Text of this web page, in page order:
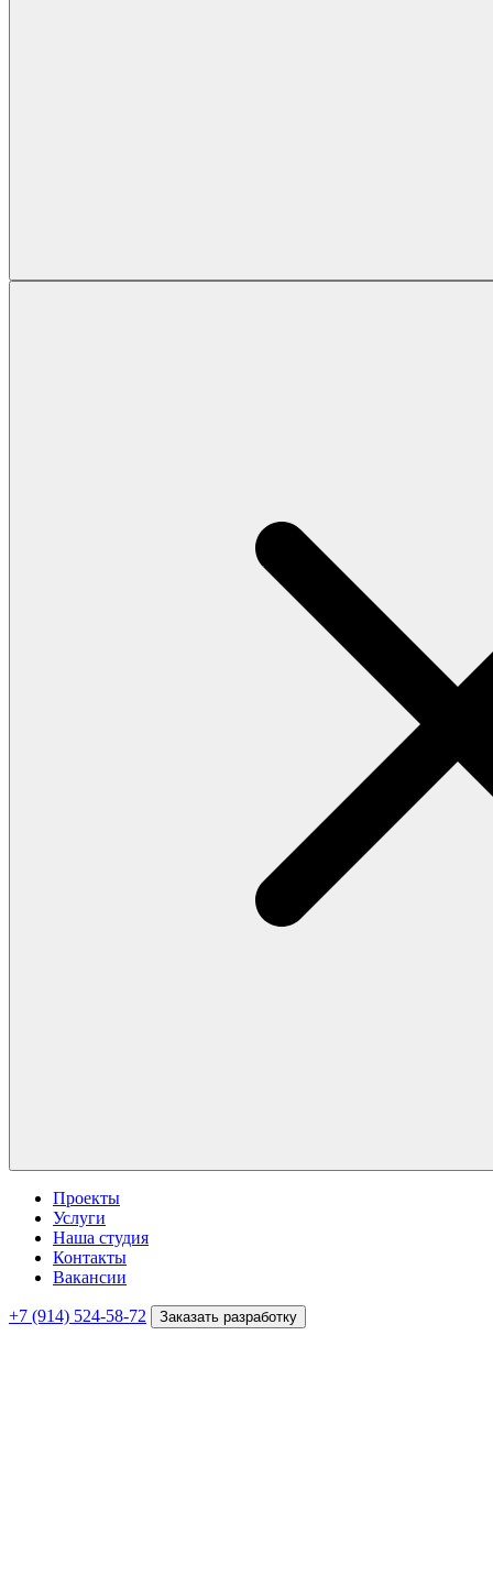
Проекты
Услуги
Наша студия
Контакты
Вакансии
+7 (914) 524-58-72 Заказать разработку